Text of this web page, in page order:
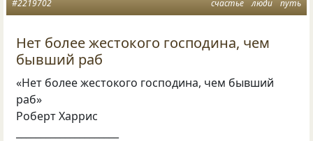
счастье люди путь
#2219702
Нет более жестокого господина, чем
бывший раб
«Нет более жестокого господина, чем бывший
раб»
Роберт Харрис